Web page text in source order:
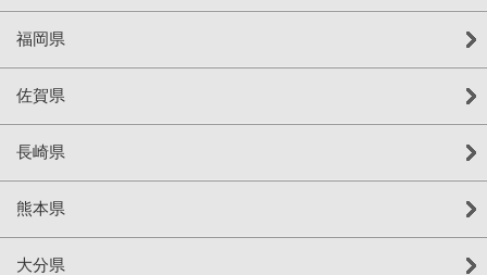
福岡県
佐賀県
長崎県
熊本県
大分県